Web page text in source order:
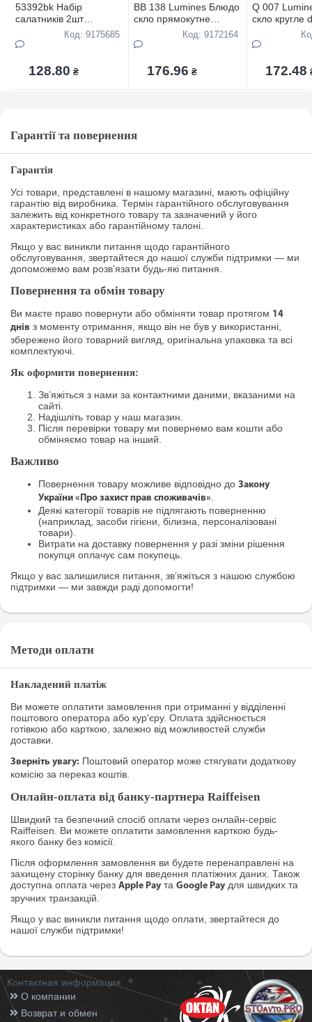
53392bk Набiр
салатникiв 2шт
18*11.4см Pasabahce
Mezze BLACK в
Код: 9175685
128.80 ₴
BB 138 Lumines Блюдо
скло прямокутне
34,5*23,5см Bon
Appetite
Код: 9172164
176.96 ₴
Q 007
скло кругле
172.48
Гарантії та повернення
Гарантія
Усі товари, представлені в нашому магазині, мають офіційну
гарантію від виробника. Термін гарантійного обслуговування
залежить від конкретного товару та зазначений у його
характеристиках або гарантійному талоні.
Якщо у вас виникли питання щодо гарантійного
обслуговування, звертайтеся до нашої служби підтримки — ми
допоможемо вам розв’язати будь-які питання.
Повернення та обмін товару
Ви маєте право повернути або обміняти товар протягом 14
днів з моменту отримання, якщо він не був у використанні,
збережено його товарний вигляд, оригінальна упаковка та всі
комплектуючі.
Як оформити повернення:
Зв’яжіться з нами за контактними даними, вказаними на
сайті.
Надішліть товар у наш магазин.
Після перевірки товару ми повернемо вам кошти або
обміняємо товар на інший.
Важливо
Повернення товару можливе відповідно до Закону
України «Про захист прав споживачів».
Деякі категорії товарів не підлягають поверненню
(наприклад, засоби гігієни, білизна, персоналізовані
товари).
Витрати на доставку повернення у разі зміни рішення
покупця оплачує сам покупець.
Якщо у вас залишилися питання, зв’яжіться з нашою службою
підтримки — ми завжди раді допомогти!
Методи оплати
Накладений платіж
Ви можете оплатити замовлення при отриманні у відділенні
поштового оператора або кур'єру. Оплата здійснюється
готівкою або карткою, залежно від можливостей служби
доставки.
Зверніть увагу: Поштовий оператор може стягувати додаткову
комісію за переказ коштів.
Онлайн-оплата від банку-партнера Raiffeisen
Швидкий та безпечний спосіб оплати через онлайн-сервіс
Raiffeisen. Ви можете оплатити замовлення карткою будь-
якого банку без комісії.
Після оформлення замовлення ви будете перенаправлені на
захищену сторінку банку для введення платіжних даних. Також
доступна оплата через Apple Pay та Google Pay для швидких та
зручних транзакцій.
Якщо у вас виникли питання щодо оплати, звертайтеся до
нашої служби підтримки!
Контактная информация
О компании
Возврат и обмен